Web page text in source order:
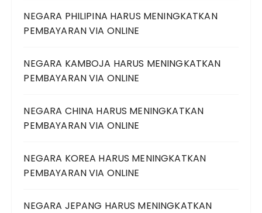
NEGARA PHILIPINA HARUS MENINGKATKAN
PEMBAYARAN VIA ONLINE
NEGARA KAMBOJA HARUS MENINGKATKAN
PEMBAYARAN VIA ONLINE
NEGARA CHINA HARUS MENINGKATKAN
PEMBAYARAN VIA ONLINE
NEGARA KOREA HARUS MENINGKATKAN
PEMBAYARAN VIA ONLINE
NEGARA JEPANG HARUS MENINGKATKAN